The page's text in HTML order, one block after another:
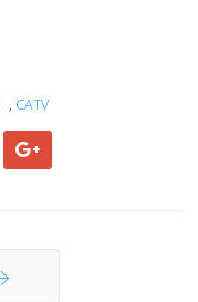
, CATV